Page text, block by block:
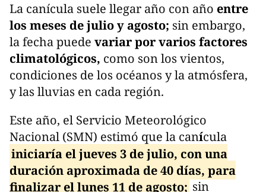
La canícula suele llegar año con año entre
los meses de julio y agosto; sin embargo,
la fecha puede variar por varios factores
climatológicos, como son los vientos,
condiciones de los océanos y la atmósfera,
y las lluvias en cada región.
Este año, el Servicio Meteorológico
Nacional (SMN) estimó que la canícula
iniciaría el jueves 3 de julio, con una
duración aproximada de 40 días, para
finalizar el lunes 11 de agosto; sin